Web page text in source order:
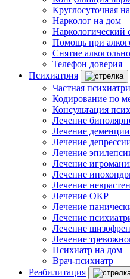
Круглосуточная
Нарколог на дом
Наркологический
Помощь при
Снятие
Телефон доверия
Психиатрия
Частная
Кодирование по
Консультация
Лечение
Лечение деменции
Лечение
Лечение
Лечение
Лечение
Лечение
Лечение ОКР
Лечение
Лечение
Лечение
Лечение
Психиатр на дом
Врач-психиатр
Реабилитация